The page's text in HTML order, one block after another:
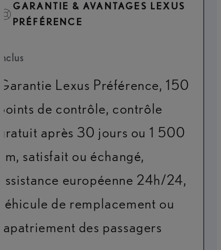
GARANTIE & AVANTAGES LEXUS
PRÉFÉRENCE
Lexus Préférence, 150
de contrôle, contrôle
après 30 jours ou 1 500
satisfait ou échangé,
européenne 24h/24,
de remplacement ou
des passagers